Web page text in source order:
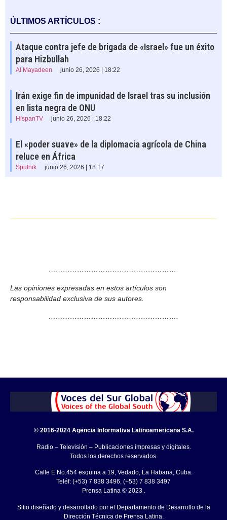
ÚLTIMOS ARTÍCULOS :
Ataque contra jefe de brigada de «Israel» fue un éxito
para Hizbullah
Al Mayadeen junio 26, 2026 | 18:22
Irán exige fin de impunidad de Israel tras su inclusión
en lista negra de ONU
HispanTV junio 26, 2026 | 18:22
El «poder suave» de la diplomacia agrícola de China
reluce en África
Sputnik junio 26, 2026 | 18:17
……………………………………………….
Las opiniones expresadas en estos artículos son
responsabilidad exclusiva de sus autores.
……………………………………………….
© 2016-2024 Agencia Informativa Latinoamericana S.A.
Radio – Televisión – Publicaciones impresas y digitales.
Todos los derechos reservados.
Calle E No.454 esquina a 19, Vedado, La Habana, Cuba.
Teléf: (+53) 7 838 3496, (+53) 7 838 3497
Prensa Latina © 2023 .
Sitio diseñado y desarrollado por el Departamento de Desarrollo de la
Dirección Técnica de Prensa Latina.